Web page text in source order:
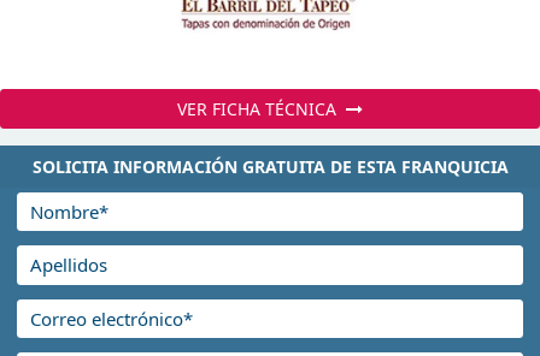
VER FICHA TÉCNICA
SOLICITA INFORMACIÓN GRATUITA DE ESTA FRANQUICIA